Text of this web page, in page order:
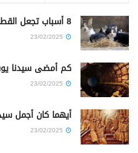
8 أسباب تجعل القطة تأكل صغارها
كم أمضى سيدنا
أيهما كان أجمل